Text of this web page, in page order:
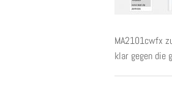
MA2101cwfx
klar gegen die